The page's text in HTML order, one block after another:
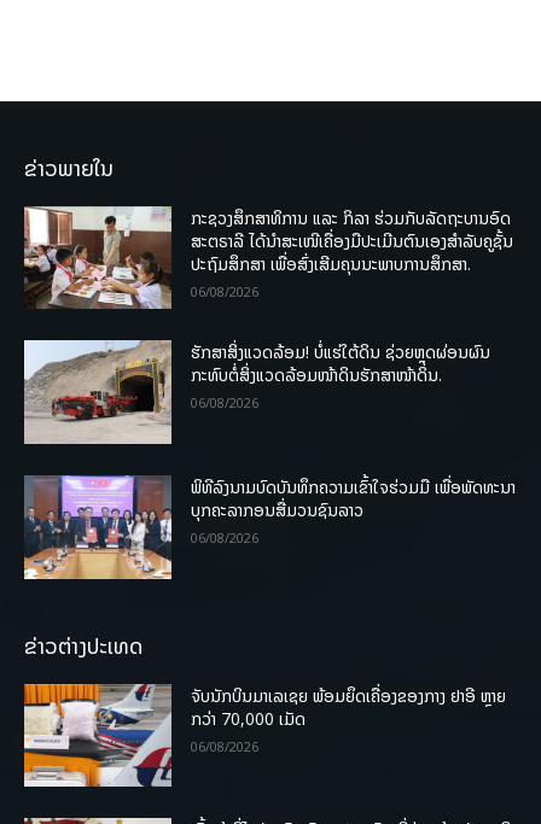
ຂ່າວພາຍໃນ
ກະຊວງສຶກສາທິການ ແລະ ກິລາ ຮ່ວມກັບລັດຖະບານອົດ
ສະຕຣາລີ ໄດ້ນຳສະເໜີເຄື່ອງມືປະເມີນຕົນເອງສຳລັບຄູຊັ້ນ
ປະຖົມສຶກສາ ເພື່ອສົ່ງເສີມຄຸນນະພາບການສຶກສາ.
06/08/2026
ຮັກສາສິ່ງແວດລ້ອມ! ບໍ່ແຮ່ໃຕ້ດິນ ຊ່ວຍຫຼຸດຜ່ອນຜົນ
ກະທົບຕໍ່ສິ່ງແວດລ້ອມໜ້າດິນຮັກສາໜ້າດິນ.
06/08/2026
ພິທີລົງນາມບົດບັນທຶກຄວາມເຂົ້າໃຈຮ່ວມມື ເພື່ອພັດທະນາ
ບຸກຄະລາກອນສື່ມວນຊົນລາວ
06/08/2026
ຂ່າວຕ່າງປະເທດ
ຈັບນັກບິນມາເລເຊຍ ພ້ອມຍຶດເຄື່ອງຂອງກາງ ຢາອີ ຫຼາຍ
ກວ່າ 70,000 ເມັດ
06/08/2026